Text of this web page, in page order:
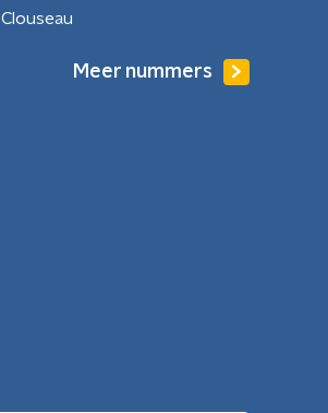
Clouseau
Meer nummers